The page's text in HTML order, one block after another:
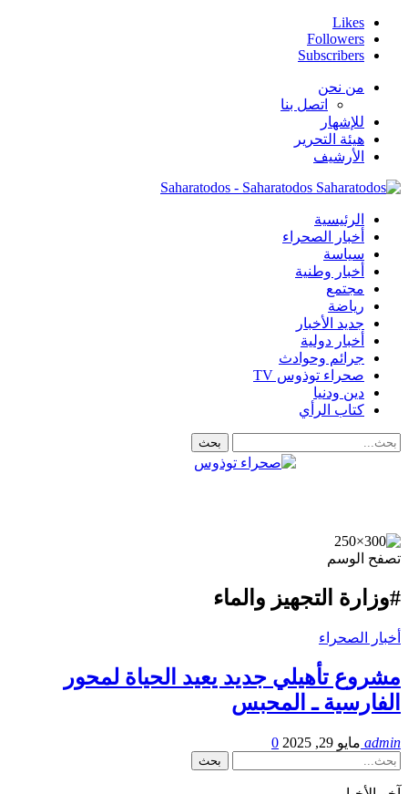
Likes
Followers
Subscribers
من نحن
اتصل بنا
للإشهار
هيئة التحرير
الأرشيف
Saharatodos - Saharatodos
الرئيسية
أخبار الصحراء
سياسة
أخبار وطنية
مجتمع
رياضة
جديد الأخبار
أخبار دولية
جرائم وحوادث
صحراء توذوس TV
دين ودنيا
كتاب الرأي
تصفح الوسم
#وزارة التجهيز والماء
أخبار الصحراء
مشروع تأهيلي جديد يعيد الحياة لمحور
الفارسية ـ المحبس
admin مايو 29, 2025 0